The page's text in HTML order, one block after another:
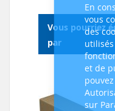
En
vous
des
et de
sur
Vous pourriez
par